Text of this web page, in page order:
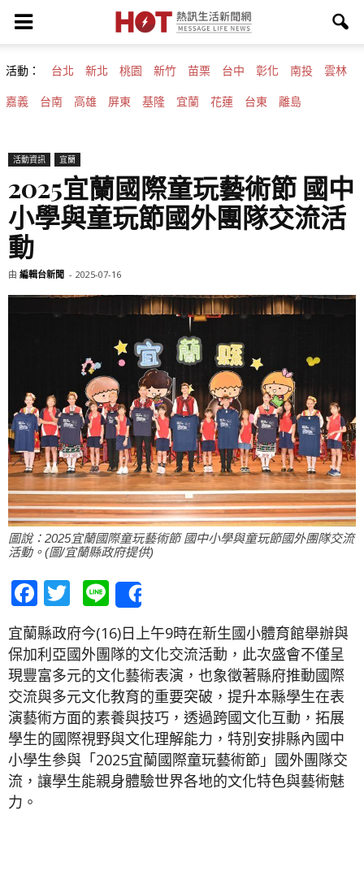
活動： 台北 新北 桃園 新竹 苗栗 台中 彰化 南投 雲林
嘉義 台南 高雄 屏東 基隆 宜蘭 花蓮 台東 離島
活動資訊 宜蘭
2025宜蘭國際童玩藝術節 國中
小學與童玩節國外團隊交流活
動
由 編輯台新聞 - 2025-07-16
圖說：2025宜蘭國際童玩藝術節 國中小學與童玩節國外團隊交流
活動。(圖/宜蘭縣政府提供)
Facebook
Twitter
Line
宜蘭縣政府今(16)日上午9時在新生國小體育館舉辦與
保加利亞國外團隊的文化交流活動，此次盛會不僅呈
現豐富多元的文化藝術表演，也象徵著縣府推動國際
交流與多元文化教育的重要突破，提升本縣學生在表
演藝術方面的素養與技巧，透過跨國文化互動，拓展
學生的國際視野與文化理解能力，特別安排縣內國中
小學生參與「2025宜蘭國際童玩藝術節」國外團隊交
流，讓學生能親身體驗世界各地的文化特色與藝術魅
力。